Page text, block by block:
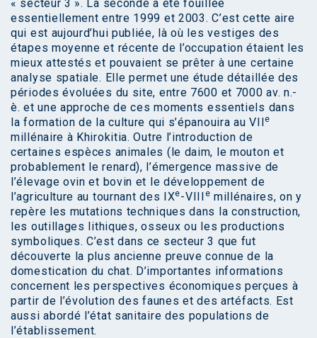
« secteur 3 ». La seconde a été fouillée
essentiellement entre 1999 et 2003. C’est cette aire
qui est aujourd’hui publiée, là où les vestiges des
étapes moyenne et récente de l’occupation étaient les
mieux attestés et pouvaient se prêter à une certaine
analyse spatiale. Elle permet une étude détaillée des
périodes évoluées du site, entre 7600 et 7000 av. n.-
è. et une approche de ces moments essentiels dans
la formation de la culture qui s’épanouira au VIIe
millénaire à Khirokitia. Outre l’introduction de
certaines espèces animales (le daim, le mouton et
probablement le renard), l’émergence massive de
l’élevage ovin et bovin et le développement de
l’agriculture au tournant des IXe-VIIIe millénaires, on y
repère les mutations techniques dans la construction,
les outillages lithiques, osseux ou les productions
symboliques. C’est dans ce secteur 3 que fut
découverte la plus ancienne preuve connue de la
domestication du chat. D’importantes informations
concernent les perspectives économiques perçues à
partir de l’évolution des faunes et des artéfacts. Est
aussi abordé l’état sanitaire des populations de
l’établissement.